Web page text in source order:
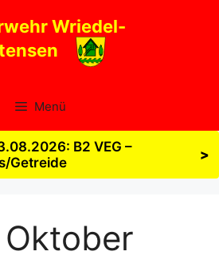
Wriedel-
Menü
B2 VEG –
Getreide
>
Oktober